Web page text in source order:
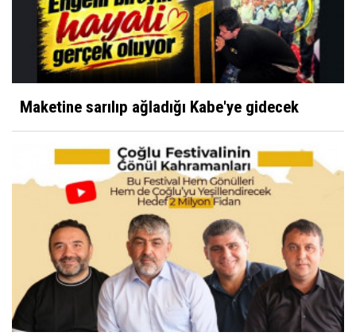
Davut Karaman
Neme lazım, biri yapar!
Hocam bir cisim yaklaşıyor
Ziraat Odası'nın Çiftçiye Yansıyan Fotoğrafı?
Yüksel Ayhan
Nezahat Onbaşı
Maketine sarılıp ağladığı Kabe'ye gidecek